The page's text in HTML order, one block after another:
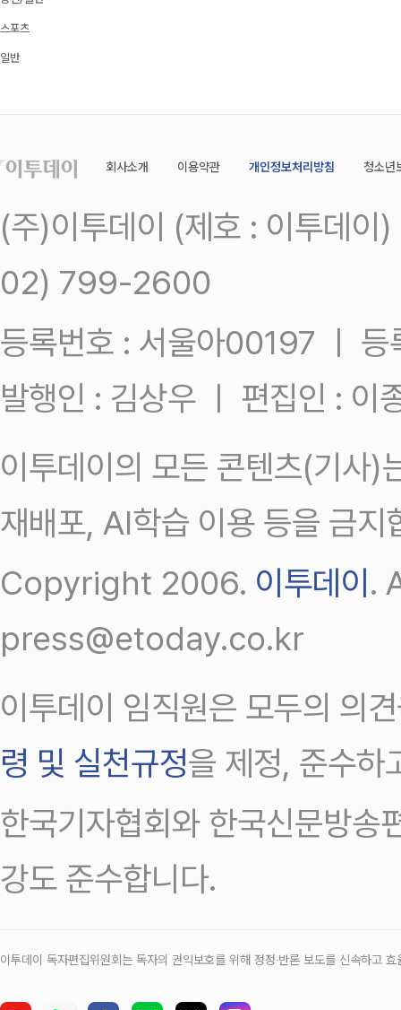
스포츠
일반
회사소개 이용약관 개인정보처리방침 청소년
(주)이투데이 (제호 : 이투데
02) 799-2600
등록번호 : 서울아00197 ㅣ
발행인 : 김상우 ㅣ 편집인 : 이
이투데이의 모든 콘텐츠(기사)
재배포, AI학습 이용 등을 금지
Copyright 2006. 이투데이 .
press@etoday.co.kr
이투데이 임직원은 모두의 의
령 및 실천규정을 제정, 준수하
한국기자협회와 한국신문방송
강도 준수합니다.
이투데이 독자편집위원회는 독자의 권익보호를 위해 정정‧반론 보도를 신속하고